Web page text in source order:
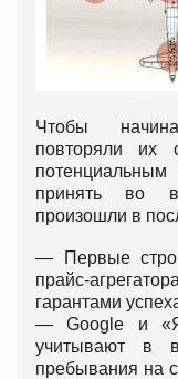
Чтобы
повторяли их
потенциальным
принять во
произошли в
— Первые
прайс-
гарантами
— Google и
учитывают в
пребывания на